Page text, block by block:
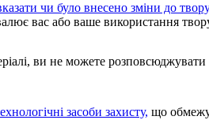
чи було внесено зміни до твору
вас або ваше використання
ви не можете
засоби захисту, що